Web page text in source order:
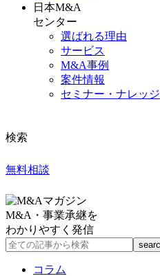
日本M&A
センター
選ばれる理由
サービス
M&A事例
案件情報
セミナー・ナレッジ
検索
無料相談
M&A・事業承継を
わかりやすく発信
コラム